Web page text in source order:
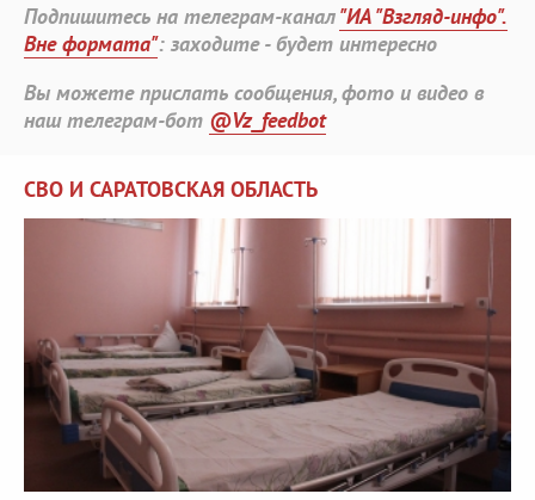
Подпишитесь на телеграм-канал"ИА "Взгляд-инфо".
Вне формата": заходите - будет интересно
Вы можете прислать сообщения, фото и видео в
наш телеграм-бот @Vz_feedbot
СВО И САРАТОВСКАЯ ОБЛАСТЬ